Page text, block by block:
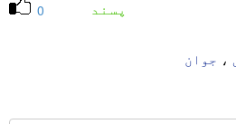
0 پسند
، جوان